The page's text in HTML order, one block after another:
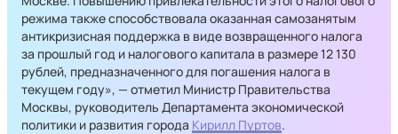
режима также способствовала оказанная самозанятым
антикризисная поддержка в виде возвращенного налога
за прошлый год и налогового капитала в размере 12 130
рублей, предназначенного для погашения налога в
текущем году», — отметил Министр Правительства
Москвы, руководитель Департамента экономической
политики и развития города Кирилл Пуртов.